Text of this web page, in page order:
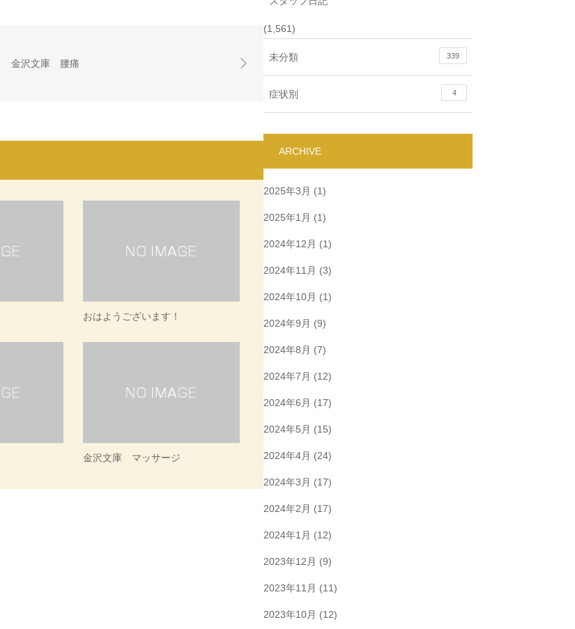
金沢文庫 腰痛
おはようございます！
金沢文庫 マッサージ
(1,561)
未分類 339
症状別 4
ARCHIVE
2025年3月 (1)
2025年1月 (1)
2024年12月 (1)
2024年11月 (3)
2024年10月 (1)
2024年9月 (9)
2024年8月 (7)
2024年7月 (12)
2024年6月 (17)
2024年5月 (15)
2024年4月 (24)
2024年3月 (17)
2024年2月 (17)
2024年1月 (12)
2023年12月 (9)
2023年11月 (11)
2023年10月 (12)